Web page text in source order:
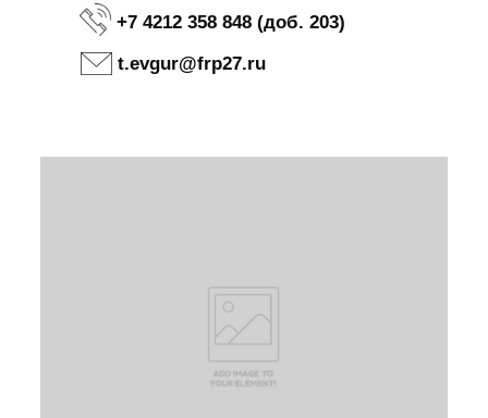
+7 4212 358 848 (доб. 203)
t.evgur@frp27.ru